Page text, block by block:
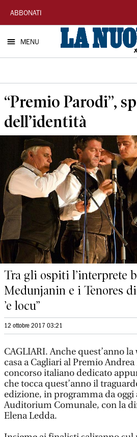
La
Nuova
Sardegna
ABBONATI
MENU
“Premio Parodi”,
dell’identità
Tra gli ospiti l’interprete
Medunjanin e i Tenores
’e locu”
12 ottobre 2017 03:21
CAGLIARI. Anche quest’anno
casa a Cagliari al Premio
concorso italiano dedicato
che tocca quest’anno il
edizione, in programma da oggi
Auditorium Comunale, con la
Elena Ledda.